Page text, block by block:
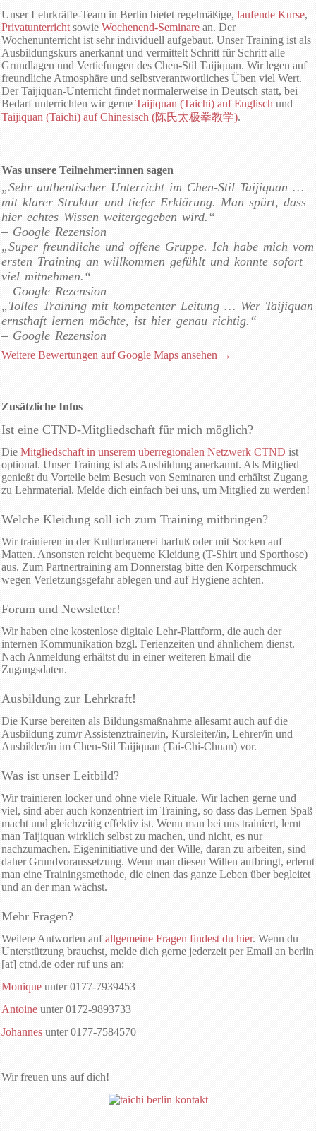
Unser Lehrkräfte-Team in Berlin bietet regelmäßige, laufende Kurse,
Privatunterricht sowie Wochenend-Seminare an. Der
Wochenunterricht ist sehr individuell aufgebaut. Unser Training ist als
Ausbildungskurs anerkannt und vermittelt Schritt für Schritt alle
Grundlagen und Vertiefungen des Chen-Stil Taijiquan. Wir legen auf
freundliche Atmosphäre und selbstverantwortliches Üben viel Wert.
Der Taijiquan-Unterricht findet normalerweise in Deutsch statt, bei
Bedarf unterrichten wir gerne Taijiquan (Taichi) auf Englisch und
Taijiquan (Taichi) auf Chinesisch (陈氏太极拳教学).
Was unsere Teilnehmer:innen sagen
„Sehr authentischer Unterricht im Chen-Stil Taijiquan …
mit klarer Struktur und tiefer Erklärung. Man spürt, dass
hier echtes Wissen weitergegeben wird.“
– Google Rezension
„Super freundliche und offene Gruppe. Ich habe mich vom
ersten Training an willkommen gefühlt und konnte sofort
viel mitnehmen.“
– Google Rezension
„Tolles Training mit kompetenter Leitung … Wer Taijiquan
ernsthaft lernen möchte, ist hier genau richtig.“
– Google Rezension
Weitere Bewertungen auf Google Maps ansehen →
Zusätzliche Infos
Ist eine CTND-Mitgliedschaft für mich möglich?
Die Mitgliedschaft in unserem überregionalen Netzwerk CTND ist
optional. Unser Training ist als Ausbildung anerkannt. Als Mitglied
genießt du Vorteile beim Besuch von Seminaren und erhältst Zugang
zu Lehrmaterial. Melde dich einfach bei uns, um Mitglied zu werden!
Welche Kleidung soll ich zum Training mitbringen?
Wir trainieren in der Kulturbrauerei barfuß oder mit Socken auf
Matten. Ansonsten reicht bequeme Kleidung (T-Shirt und Sporthose)
aus. Zum Partnertraining am Donnerstag bitte den Körperschmuck
wegen Verletzungsgefahr ablegen und auf Hygiene achten.
Forum und Newsletter!
Wir haben eine kostenlose digitale Lehr-Plattform, die auch der
internen Kommunikation bzgl. Ferienzeiten und ähnlichem dienst.
Nach Anmeldung erhältst du in einer weiteren Email die
Zugangsdaten.
Ausbildung zur Lehrkraft!
Die Kurse bereiten als Bildungsmaßnahme allesamt auch auf die
Ausbildung zum/r Assistenztrainer/in, Kursleiter/in, Lehrer/in und
Ausbilder/in im Chen-Stil Taijiquan (Tai-Chi-Chuan) vor.
Was ist unser Leitbild?
Wir trainieren locker und ohne viele Rituale. Wir lachen gerne und
viel, sind aber auch konzentriert im Training, so dass das Lernen Spaß
macht und gleichzeitig effektiv ist. Wenn man bei uns trainiert, lernt
man Taijiquan wirklich selbst zu machen, und nicht, es nur
nachzumachen. Eigeninitiative und der Wille, daran zu arbeiten, sind
daher Grundvoraussetzung. Wenn man diesen Willen aufbringt, erlernt
man eine Trainingsmethode, die einen das ganze Leben über begleitet
und an der man wächst.
Mehr Fragen?
Weitere Antworten aufallgemeine Fragen findest du hier. Wenn du
Unterstützung brauchst, melde dich gerne jederzeit per Email an berlin
[at] ctnd.de oder ruf uns an:
Monique unter 0177-7939453
Antoine unter 0172-9893733
Johannes unter 0177-7584570
Wir freuen uns auf dich!